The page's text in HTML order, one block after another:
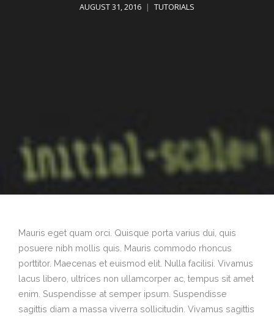
AUGUST 31, 2016 TUTORIALS
Mauris eget quam orci. Quisque porta varius dui, quis
posuere nibh mollis quis. Mauris commodo rhoncus
porttitor. Maecenas et euismod elit. Nulla facilisi. Vivamus
lacus libero, ultrices non ullamcorper ac, tempus sit amet
enim. Suspendisse at semper ipsum. Suspendisse
sagittis diam a massa viverra sollicitudin. Vivamus sagittis